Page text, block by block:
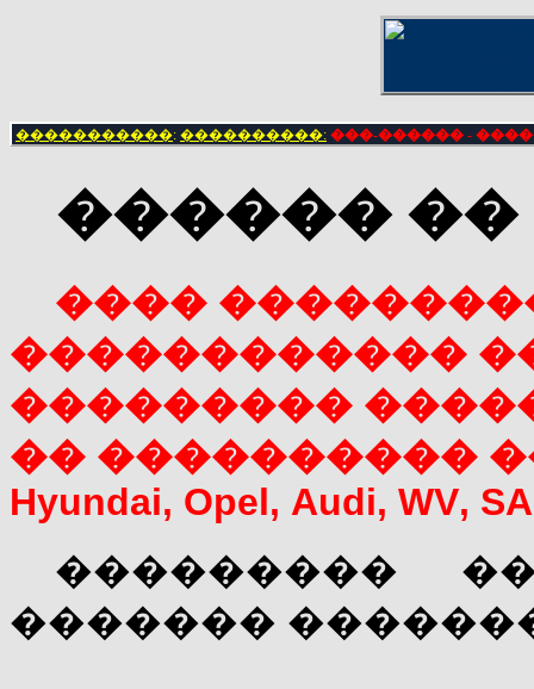
�����������: ����������: ���-������ -
������
����
������������
���������
�� ����������
Hyundai, Opel, Audi, WV,
���������
�������